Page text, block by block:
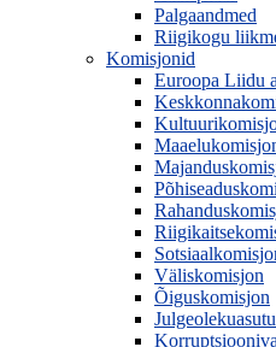
Palgaandmed
Riigikogu
Komisjonid
Euroopa Liidu
Väliskomisjon
Õiguskomisjon